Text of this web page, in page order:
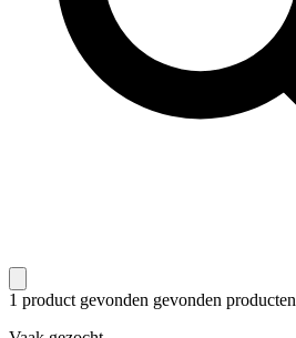
1 product gevonden gevonden producten